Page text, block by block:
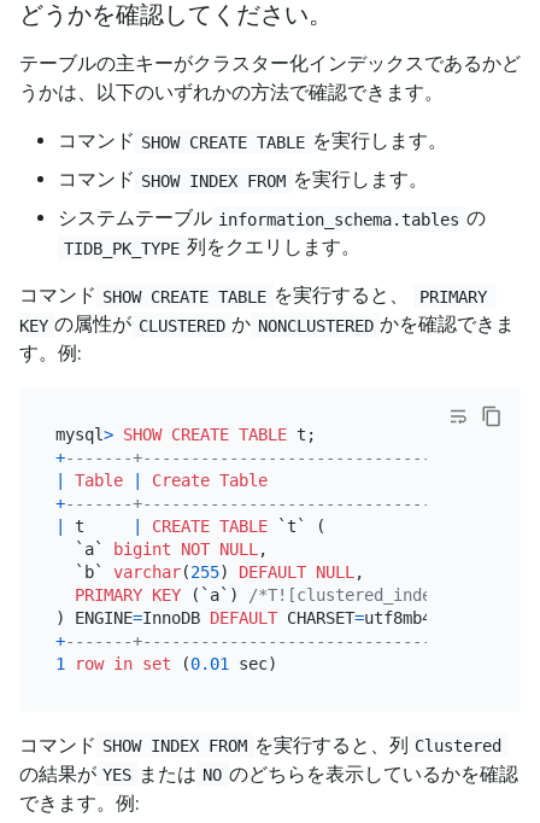
どうかを確認してください。
テーブルの主キーがクラスター化インデックスであるかど
うかは、以下のいずれかの方法で確認できます。
コマンド SHOW CREATE TABLE を実行します。
コマンド SHOW INDEX FROM を実行します。
システムテーブル information_schema.tables の
TIDB_PK_TYPE 列をクエリします。
コマンド SHOW CREATE TABLE を実行すると、
PRIMARY
KEY の属性が CLUSTERED か NONCLUSTERED かを確認できま
す。例:
mysql> SHOW CREATE TABLE
+-------
Table
Create Table
+-------
t CREATE TABLE `t` (
  `a`
bigint NOT NULL ,
  `b`
varchar(255) DEFAULT NULL ,
PRIMARY KEY (`a`)
/*T![clustered_index]
) ENGINE=InnoDB DEFAULT CHARSET=utf8mb4
+-------
1
row in set (0.01
コマンド SHOW INDEX FROM を実行すると、列 Clustered
の結果が YES または NO のどちらを表示しているかを確認
できます。例: